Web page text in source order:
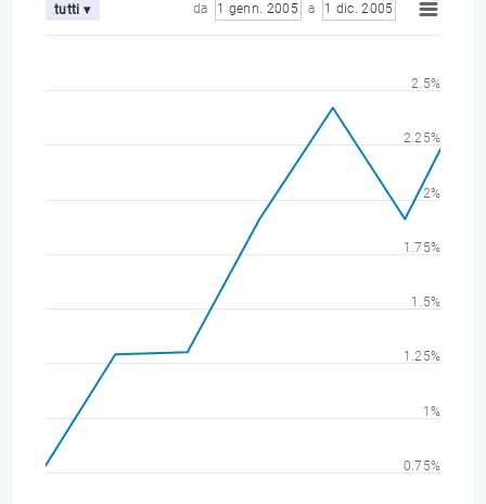
tutti ▾ da 1 genn. 2005 a 1 dic. 2005
0.75%
1%
1.25%
1.5%
1.75%
2%
2.25%
2.5%